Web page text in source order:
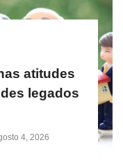
atitudes
legados
4, 2026